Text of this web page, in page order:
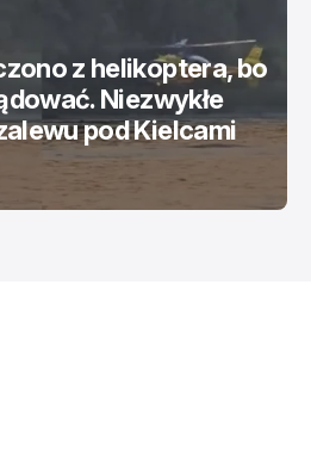
z helikoptera, bo
Niezwykłe
pod Kielcami